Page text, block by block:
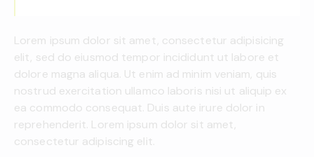
Lorem ipsum dolor sit amet, consectetur adipisicing
elit, sed do eiusmod tempor incididunt ut labore et
dolore magna aliqua. Ut enim ad minim veniam, quis
nostrud exercitation ullamco laboris nisi ut aliquip ex
ea commodo consequat. Duis aute irure dolor in
reprehenderit. Lorem ipsum dolor sit amet,
consectetur adipiscing elit.